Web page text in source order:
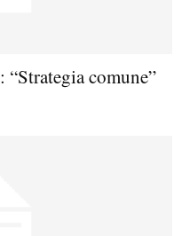
comune”